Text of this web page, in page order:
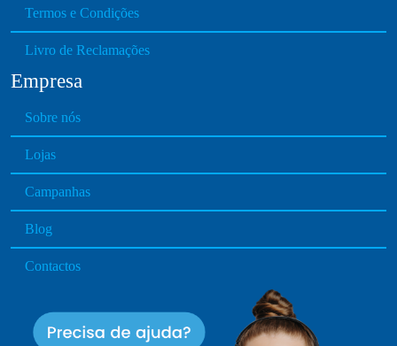
Termos e Condições
Livro de Reclamações
Empresa
Sobre nós
Lojas
Campanhas
Blog
Contactos